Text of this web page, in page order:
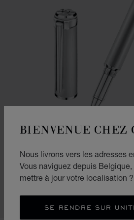
BIENVENUE CHEZ
Nous livrons vers les adresses
Vous naviguez depuis
mettre à jour votre localisation ?
SE RENDRE SUR
ALLER À
ALPINE EAGLE ROLLER
ACIER INOXYDABLE
ACHETER